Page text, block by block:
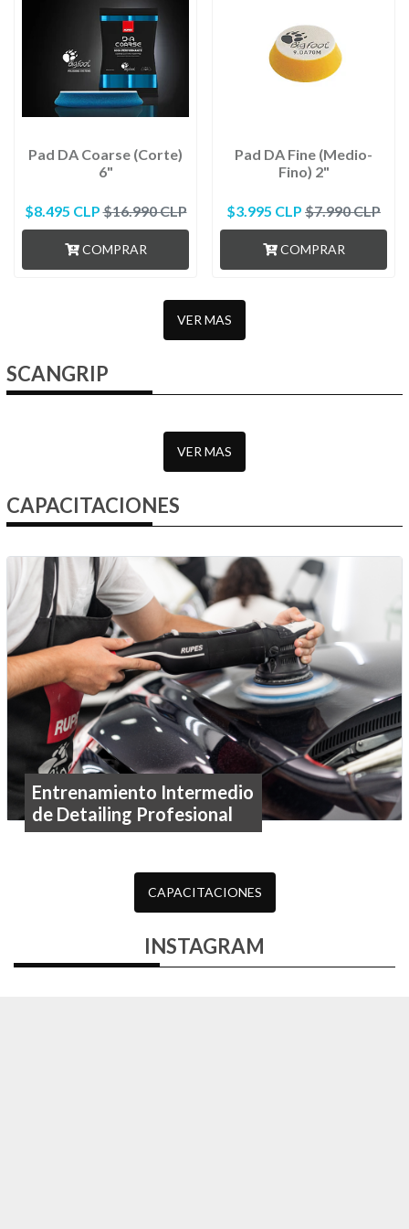
Pad DA Coarse (Corte)
6"
$8.495 CLP$16.990 CLP
COMPRAR
Pad DA Fine (Medio-
Fino) 2"
$3.995 CLP $7.990 CLP
COMPRAR
VER MAS
SCANGRIP
VER MAS
CAPACITACIONES
Entrenamiento Intermedio
de Detailing Profesional
CAPACITACIONES
INSTAGRAM